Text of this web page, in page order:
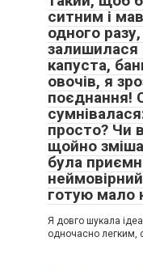
ситним і
одного
залишилася
капуста,
овочів, я
поєднання!
просто? Чи
щойно
була
готую мало
Я довго шукала
одночасно легким,